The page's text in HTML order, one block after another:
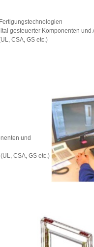
gesteuerter Komponenten und
CSA, GS etc.)
und
CSA, GS etc.)